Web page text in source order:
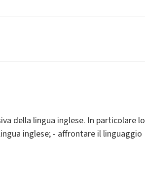
della lingua inglese. In particolare lo
inglese; - affrontare il linguaggio